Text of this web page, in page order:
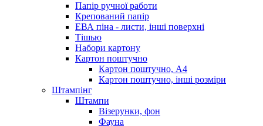
Папір ручної работи
Крепований папір
ЕВА піна - листи, інші поверхні
Тішью
Набори картону
Картон поштучно
Картон поштучно, А4
Картон поштучно, інші розміри
Штампінг
Штампи
Візерунки, фон
Фауна